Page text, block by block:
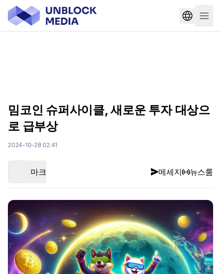
밈코인 슈퍼사이클, 새로운 투자 대상으
로 급부상
2024-10-28 02:41
마크 메세지 뉴스룸